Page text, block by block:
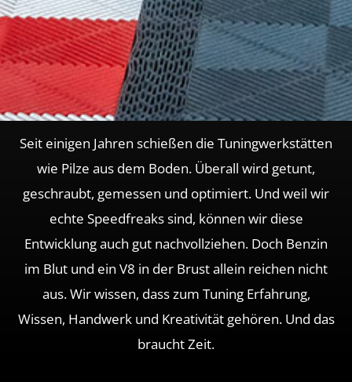
Seit einigen Jahren schießen die Tuningwerkstätten
wie Pilze aus dem Boden. Überall wird getunt,
geschraubt, gemessen und optimiert. Und weil wir
echte Speedfreaks sind, können wir diese
Entwicklung auch gut nachvollziehen. Doch Benzin
im Blut und ein V8 in der Brust allein reichen nicht
aus. Wir wissen, dass zum Tuning Erfahrung,
Wissen, Handwerk und Kreativität gehören. Und das
braucht Zeit.